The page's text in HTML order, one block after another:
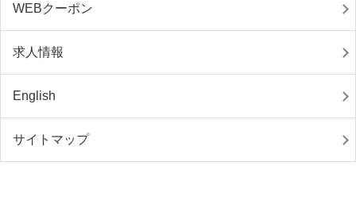
WEBクーポン
求人情報
English
サイトマップ